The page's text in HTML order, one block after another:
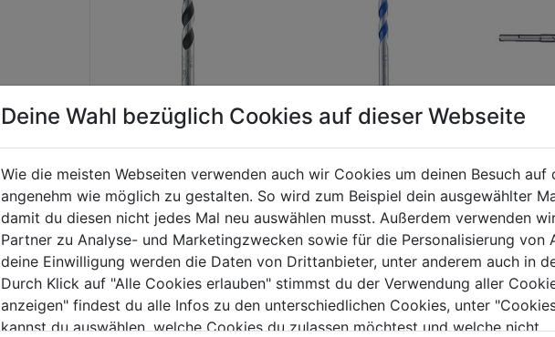
Betonbohrer Profi HM
DM 6,0mm 150x90mm
0.0 (0)
0.0
von
5
Sternen.
9,29€
HM-Granitbohrer DIN
ISO 5468
(0)
0.0
von
5
Sternen.
9,29€
plus
0.0
von
5
Sternen.
9,79€
Deine Wahl bezüglich Cookies auf dieser Webseite
Wie die meisten Webseiten verwenden auch wir Cookies um deinen Besuch auf
angenehm wie möglich zu gestalten. So wird zum Beispiel dein ausgewählter
damit du diesen nicht jedes Mal neu auswählen musst. Außerdem verwenden
Partner zu Analyse- und Marketingzwecken sowie für die Personalisierung von
deine Einwilligung werden die Daten von Drittanbieter, unter anderem auch in
Durch Klick auf "Alle Cookies erlauben" stimmst du der Verwendung aller
anzeigen" findest du alle Infos zu den unterschiedlichen Cookies, unter
kannst du auswählen, welche Cookies du zulassen möchtest und welche nicht.